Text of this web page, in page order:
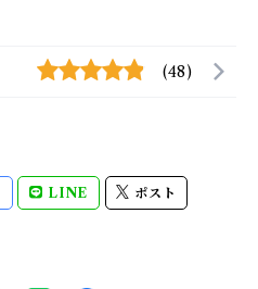
(48)
LINE ポスト